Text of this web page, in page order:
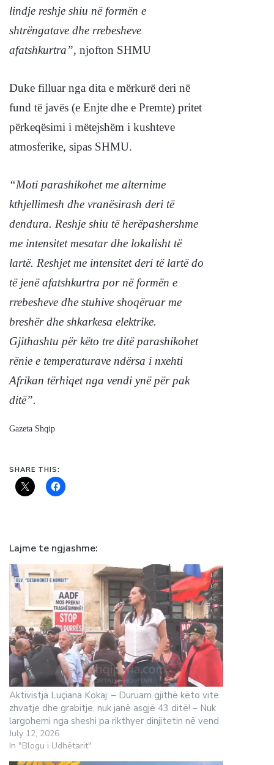
lindje reshje shiu në formën e
shtrëngatave dhe rrebesheve
afatshkurtra”, njofton SHMU
Duke filluar nga dita e mërkurë deri në
fund të javës (e Enjte dhe e Premte) pritet
përkeqësimi i mëtejshëm i kushteve
atmosferike, sipas SHMU.
“Moti parashikohet me alternime
kthjellimesh dhe vranësirash deri të
dendura. Reshje shiu të herëpashershme
me intensitet mesatar dhe lokalisht të
lartë. Reshjet me intensitet deri të lartë do
të jenë afatshkurtra por në formën e
rrebesheve dhe stuhive shoqëruar me
breshër dhe shkarkesa elektrike.
Gjithashtu për këto tre ditë parashikohet
rënie e temperaturave ndërsa i nxehti
Afrikan tërhiqet nga vendi ynë për pak
ditë”.
Gazeta Shqip
SHARE THIS:
Lajme te ngjashme
Aktivistja Luçiana Kokaj: – Duruam gjithë këto vite
zhvatje dhe grabitje, nuk janë asgjë 43 ditë! – Nuk
largohemi nga sheshi pa rikthyer dinjitetin në vend
July 12, 2026
In "Blogu i Udhëtarit"